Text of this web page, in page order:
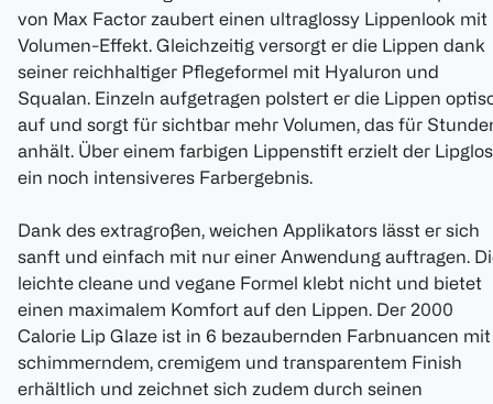
von Max Factor zaubert einen ultraglossy Lippenlook mit
Volumen-Effekt. Gleichzeitig versorgt er die Lippen dank
seiner reichhaltiger Pflegeformel mit Hyaluron und
Squalan. Einzeln aufgetragen polstert er die Lippen
auf und sorgt für sichtbar mehr Volumen, das für
anhält. Über einem farbigen Lippenstift erzielt der
ein noch intensiveres Farbergebnis.
Dank des extragroßen, weichen Applikators lässt er sich
sanft und einfach mit nur einer Anwendung auftragen.
leichte cleane und vegane Formel klebt nicht und bietet
einen maximalem Komfort auf den Lippen. Der 2000
Calorie Lip Glaze ist in 6 bezaubernden Farbnuancen mit
schimmerndem, cremigem und transparentem Finish
erhältlich und zeichnet sich zudem durch seinen